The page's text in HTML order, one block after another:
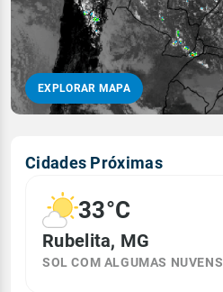
EXPLORAR MAPA
Cidades Próximas
33°C
Rubelita, MG
SOL COM ALGUMAS NUVENS